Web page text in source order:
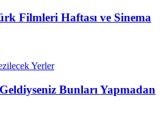
Filmleri Haftası ve Sinema
Yerler
Bunları Yapmadan